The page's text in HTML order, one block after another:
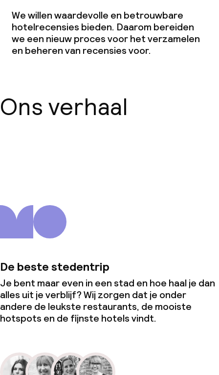
We willen waardevolle en betrouwbare
hotelrecensies bieden. Daarom bereiden
we een nieuw proces voor het verzamelen
en beheren van recensies voor.
Ons verhaal
De beste stedentrip
Je bent maar even in een stad en hoe haal je dan
alles uit je verblijf? Wij zorgen dat je onder
andere de leukste restaurants, de mooiste
hotspots en de fijnste hotels vindt.